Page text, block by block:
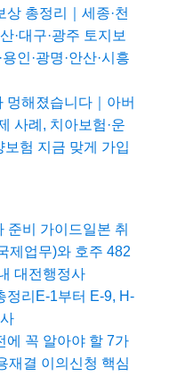
총정리｜세종·천
·대구·광주 토지보
인·광명·안산·시흥
멍해졌습니다｜아버
사례, 치아보험·운
보험 지금 맞게 가입
준비 가이드일본 취
제업무)와 호주 482
대전행정사
정리E-1부터 E-9, H-
에 꼭 알아야 할 7가
재결 이의신청 핵심